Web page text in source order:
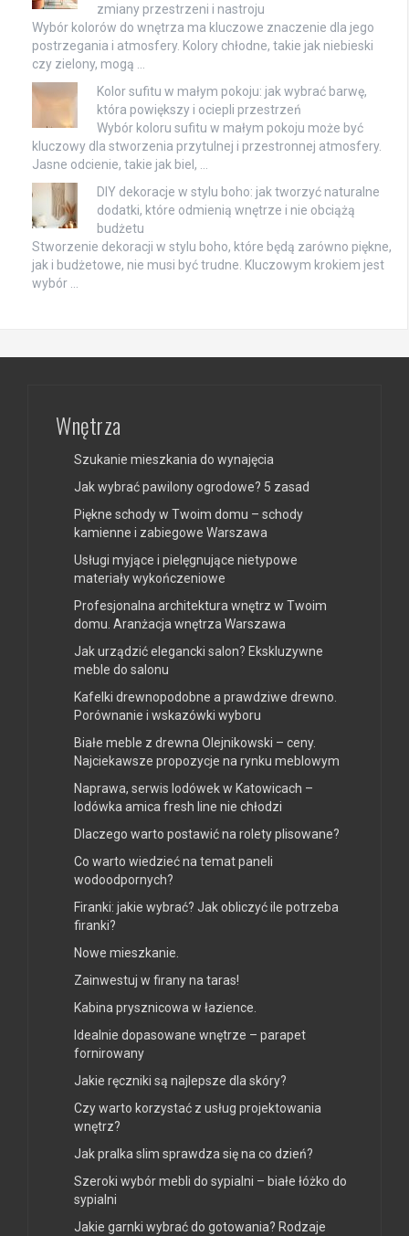
zmiany przestrzeni i nastroju
Wybór kolorów do wnętrza ma kluczowe znaczenie dla jego
postrzegania i atmosfery. Kolory chłodne, takie jak niebieski
czy zielony, mogą …
Kolor sufitu w małym pokoju: jak wybrać barwę,
która powiększy i ociepli przestrzeń
Wybór koloru sufitu w małym pokoju może być
kluczowy dla stworzenia przytulnej i przestronnej atmosfery.
Jasne odcienie, takie jak biel, …
DIY dekoracje w stylu boho: jak tworzyć naturalne
dodatki, które odmienią wnętrze i nie obciążą
budżetu
Stworzenie dekoracji w stylu boho, które będą zarówno piękne,
jak i budżetowe, nie musi być trudne. Kluczowym krokiem jest
wybór …
Wnętrza
Szukanie mieszkania do wynajęcia
Jak wybrać pawilony ogrodowe? 5 zasad
Piękne schody w Twoim domu – schody
kamienne i zabiegowe Warszawa
Usługi myjące i pielęgnujące nietypowe
materiały wykończeniowe
Profesjonalna architektura wnętrz w Twoim
domu. Aranżacja wnętrza Warszawa
Jak urządzić elegancki salon? Ekskluzywne
meble do salonu
Kafelki drewnopodobne a prawdziwe drewno.
Porównanie i wskazówki wyboru
Białe meble z drewna Olejnikowski – ceny.
Najciekawsze propozycje na rynku meblowym
Naprawa, serwis lodówek w Katowicach –
lodówka amica fresh line nie chłodzi
Dlaczego warto postawić na rolety plisowane?
Co warto wiedzieć na temat paneli
wodoodpornych?
Firanki: jakie wybrać? Jak obliczyć ile potrzeba
firanki?
Nowe mieszkanie.
Zainwestuj w firany na taras!
Kabina prysznicowa w łazience.
Idealnie dopasowane wnętrze – parapet
fornirowany
Jakie ręczniki są najlepsze dla skóry?
Czy warto korzystać z usług projektowania
wnętrz?
Jak pralka slim sprawdza się na co dzień?
Szeroki wybór mebli do sypialni – białe łóżko do
sypialni
Jakie garnki wybrać do gotowania? Rodzaje